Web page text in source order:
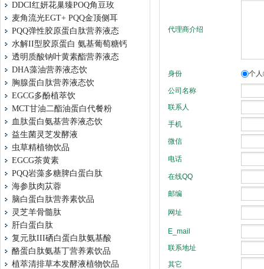
DDCI红妍花巢臻POQ角豆玫
麦角流光EGT+ PQQ金顶侧耳
PQQ弹性胶原蛋白肽营养液态
水解II型胶原蛋白 氨基葡萄糖钙
透明质酸钠叶黄素酯营养液态
DHA藻油营养液态饮
胸腺蛋白肽营养液态饮
EGCG多酚植萃饮
MCT甘油二酯油蛋白代餐粉
血肽蛋白氨基营养液态饮
益生菌灵芝发酵液
虫草精植物饮品
EGCG茶黄素
PQQ岩藻多糖脾白蛋白肽
海参肽肉苁蓉
脑白蛋白肽营养素饮品
灵芝羊骨髓肽
肝白蛋白肽
复元肽III硒白蛋白肽氨基酸
酪蛋白肽氨基丁营养素饮品
植萃清排草本发酵液植物饮品